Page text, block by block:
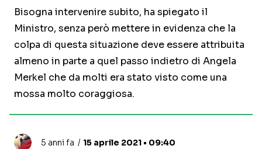
Bisogna intervenire subito, ha spiegato il
Ministro, senza però mettere in evidenza che la
colpa di questa situazione deve essere attribuita
almeno in parte a quel passo indietro di Angela
Merkel che da molti era stato visto come una
mossa molto coraggiosa.
5 anni fa 15 aprile 2021 • 09:40